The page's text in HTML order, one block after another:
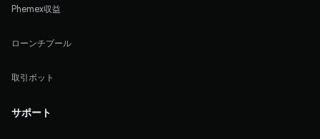
Phemex収益
ローンチプール
取引ボット
サポート